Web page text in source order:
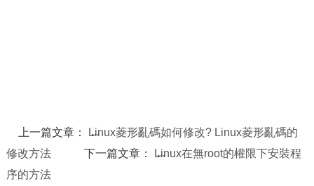
上一篇文章：
Linux菱形亂碼如何修改? Linux菱形亂碼的
修改方法
下一篇文章：
Linux在無root的權限下安裝程
序的方法